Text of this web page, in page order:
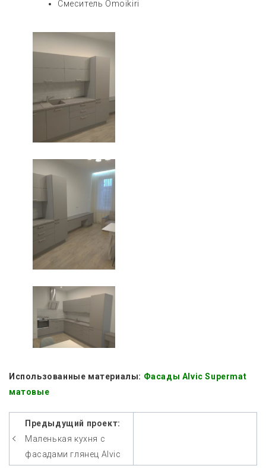
Смеситель Omoikiri
Использованные материалы: Фасады Alvic Supermat
матовые
Другие
фото
проектов
Предыдущий проект:
Маленькая кухня с
фасадами глянец Alvic